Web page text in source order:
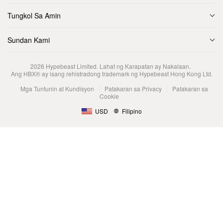
Tungkol Sa Amin
Sundan Kami
2026 Hypebeast Limited. Lahat ng Karapatan ay Nakalaan.
Ang HBX® ay isang rehistradong trademark ng Hypebeast Hong Kong Ltd.
Mga Tuntunin at Kundisyon
Patakaran sa Privacy
Patakaran sa
Cookie
USD
Filipino